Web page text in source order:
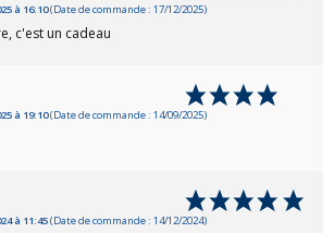
à 16:10(Date de commande : 17/12/2025)
c'est un cadeau
à 19:10(Date de commande : 14/09/2025)
à 11:45(Date de commande : 14/12/2024)